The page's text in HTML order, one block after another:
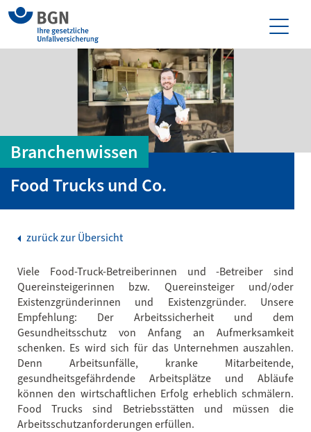
Branchenwissen
Food Trucks und Co.
zurück zur Übersicht
Viele Food-Truck-Betreiberinnen und -Betreiber sind
Quereinsteigerinnen bzw. Quereinsteiger und/oder
Existenzgründerinnen und Existenzgründer. Unsere
Empfehlung: Der Arbeitssicherheit und dem
Gesundheitsschutz von Anfang an Aufmerksamkeit
schenken. Es wird sich für das Unternehmen auszahlen.
Denn Arbeitsunfälle, kranke Mitarbeitende,
gesundheitsgefährdende Arbeitsplätze und Abläufe
können den wirtschaftlichen Erfolg erheblich schmälern.
Food Trucks sind Betriebsstätten und müssen die
Arbeitsschutzanforderungen erfüllen.